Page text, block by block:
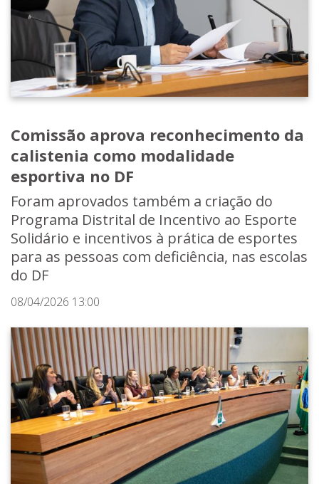
Comissão aprova reconhecimento da
calistenia como modalidade
esportiva no DF
Foram aprovados também a criação do
Programa Distrital de Incentivo ao Esporte
Solidário e incentivos à prática de esportes
para as pessoas com deficiência, nas escolas
do DF
08/04/2026 13:00